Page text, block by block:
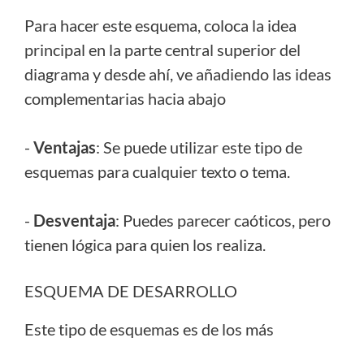
Para hacer este esquema, coloca la idea
principal en la parte central superior del
diagrama y desde ahí, ve añadiendo las ideas
complementarias hacia abajo
- Ventajas: Se puede utilizar este tipo de
esquemas para cualquier texto o tema.
- Desventaja: Puedes parecer caóticos, pero
tienen lógica para quien los realiza.
ESQUEMA DE DESARROLLO
Este tipo de esquemas es de los más